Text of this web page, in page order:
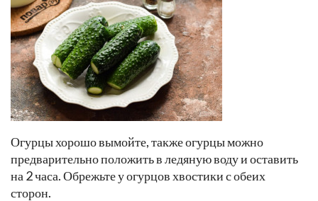
Огурцы хорошо вымойте, также огурцы можно
предварительно положить в ледяную воду и оставить
на 2 часа. Обрежьте у огурцов хвостики с обеих
сторон.